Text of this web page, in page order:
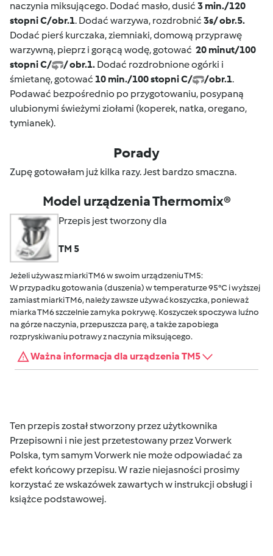
naczynia miksującego. Dodać masło, dusić 3 min./120
stopni C/obr.1. Dodać warzywa, rozdrobnić 3s/ obr.5.
Dodać pierś kurczaka, ziemniaki, domową przyprawę
warzywną, pieprz i gorącą wodę, gotować 20 minut/100
stopni C/
/ obr.1. Dodać rozdrobnione ogórki i
śmietanę, gotować 10 min./100 stopni C/ /obr.1.
Podawać bezpośrednio po przygotowaniu, posypaną
ulubionymi świeżymi ziołami (koperek, natka, oregano,
tymianek).
Porady
Zupę gotowałam już kilka razy. Jest bardzo smaczna.
Model urządzenia Thermomix®
Przepis jest tworzony dla
TM 5
Jeżeli używasz miarki TM6 w swoim urządzeniu TM5:
W przypadku gotowania (duszenia) w temperaturze 95°C i wyższej
zamiast miarki TM6, należy zawsze używać koszyczka, ponieważ
miarka TM6 szczelnie zamyka pokrywę. Koszyczek spoczywa luźno
na górze naczynia, przepuszcza parę, a także zapobiega
rozpryskiwaniu potrawy z naczynia miksującego.
Ważna informacja dla urządzenia TM5
Ten przepis został stworzony przez użytkownika
Przepisowni i nie jest przetestowany przez Vorwerk
Polska, tym samym Vorwerk nie może odpowiadać za
efekt końcowy przepisu. W razie niejasności prosimy
korzystać ze wskazówek zawartych w instrukcji obsługi i
książce podstawowej.